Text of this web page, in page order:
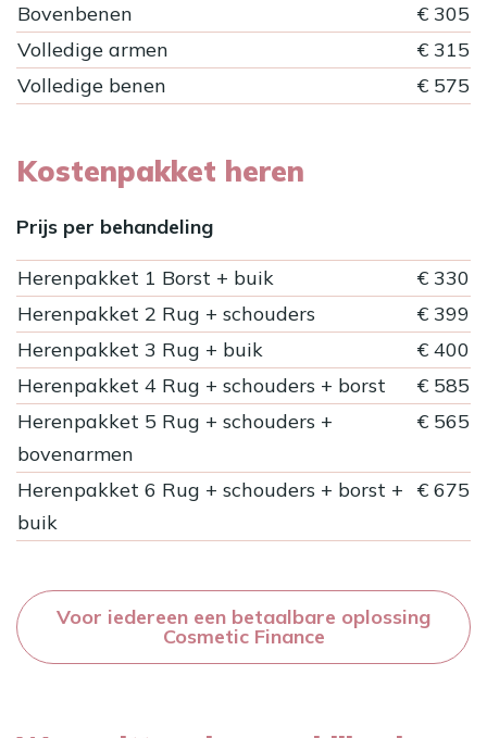
Bovenbenen
€ 305
Volledige armen
€ 315
Volledige benen
€ 575
Kostenpakket heren
Prijs per behandeling
Herenpakket 1 Borst + buik
€ 330
Herenpakket 2 Rug + schouders
€ 399
Herenpakket 3 Rug + buik
€ 400
Herenpakket 4 Rug + schouders + borst
€ 585
Herenpakket 5 Rug + schouders +
bovenarmen
€ 565
Herenpakket 6 Rug + schouders + borst +
buik
€ 675
Voor iedereen een betaalbare oplossing
Cosmetic Finance